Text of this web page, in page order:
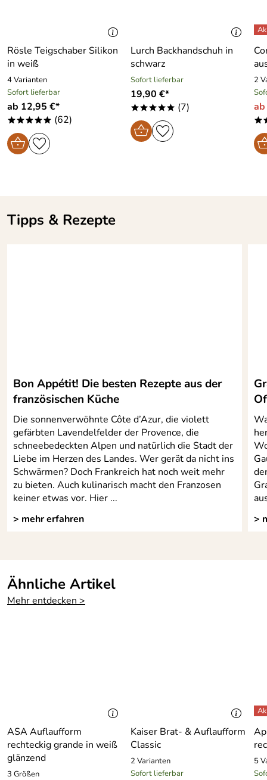
Hersteller: Le Creuset GmbH, Einsteinstrasse 44, 73230
Kirchheim, service.de@lecreuset.com
Rösle Teigschaber Silikon
in weiß
4 Varianten
Sofort lieferbar
ab 12,95 €*
***** (62)
Lurch Backhandschuh in
schwarz
Sofort lieferbar
19,90 €*
***** (7)
2
Tipps & Rezepte
Bon Appétit! Die besten Rezepte aus der
französischen Küche
Die sonnenverwöhnte Côte d’Azur, die violett
gefärbten Lavendelfelder der Provence, die
schneebedeckten Alpen und natürlich die Stadt der
Liebe im Herzen des Landes. Wer gerät da nicht ins
Schwärmen? Doch Frankreich hat noch weit mehr
zu bieten. Auch kulinarisch macht den Franzosen
keiner etwas vor. Hier ...
> mehr erfahren
>
Ähnliche Artikel
Mehr entdecken >
ASA Auflaufform
rechteckig grande in weiß
glänzend
3 Größen
Kaiser Brat- & Auflaufform
Classic
2 Varianten
Sofort lieferbar
5